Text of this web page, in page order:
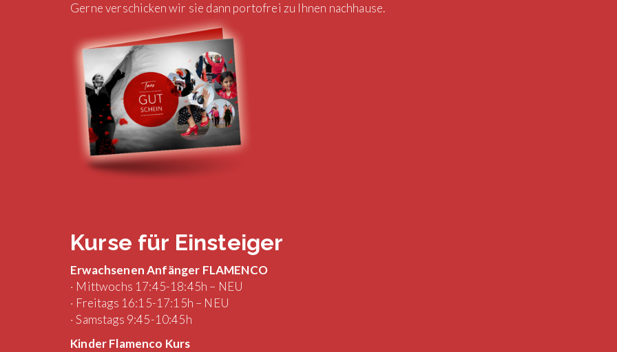
Gerne verschicken wir sie dann portofrei zu Ihnen nachhause.
Kurse für Einsteiger
Erwachsenen Anfänger FLAMENCO
· Mittwochs 17:45-18:45h – NEU
· Freitags 16:15-17:15h – NEU
· Samstags 9:45-10:45h
Kinder Flamenco Kurs